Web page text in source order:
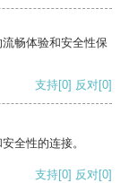
畅体验和安全性保
支持[0] 反对[0]
全性的连接。
支持[0] 反对[0]